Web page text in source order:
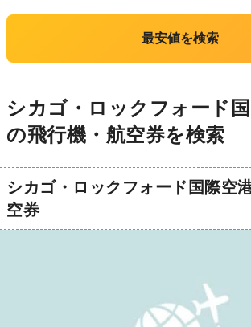
最安値を検索
シカゴ・ロックフォード
の飛行機・航空券を検索
シカゴ・ロックフォード国際空
空券